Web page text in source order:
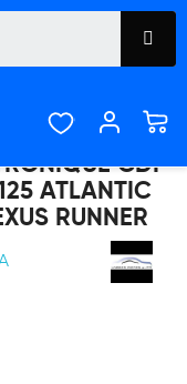
CDI
ATLANTIC
RUNNER